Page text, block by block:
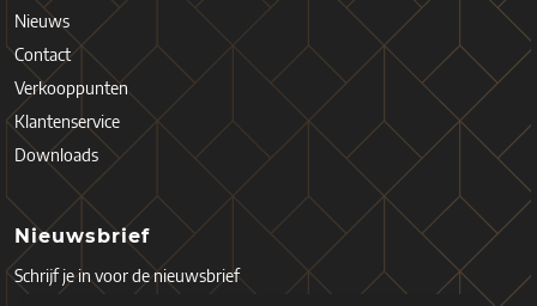
Nieuws
Contact
Verkooppunten
Klantenservice
Downloads
Nieuwsbrief
Schrijf je in voor de nieuwsbrief